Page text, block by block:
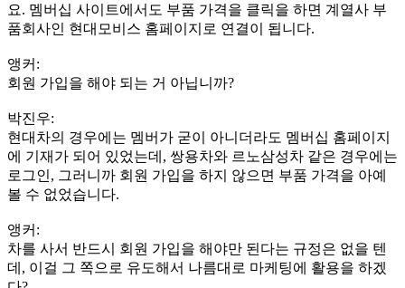
요. 멤버십 사이트에서도 부품 가격을 클릭을 하면 계열사 부
품회사인 현대모비스 홈페이지로 연결이 됩니다.
앵커:
회원 가입을 해야 되는 거 아닙니까?
박진우:
현대차의 경우에는 멤버가 굳이 아니더라도 멤버십 홈페이지
에 기재가 되어 있었는데, 쌍용차와 르노삼성차 같은 경우에는
로그인, 그러니까 회원 가입을 하지 않으면 부품 가격을 아예
볼 수 없었습니다.
앵커:
차를 사서 반드시 회원 가입을 해야만 된다는 규정은 없을 텐
데, 이걸 그 쪽으로 유도해서 나름대로 마케팅에 활용을 하겠